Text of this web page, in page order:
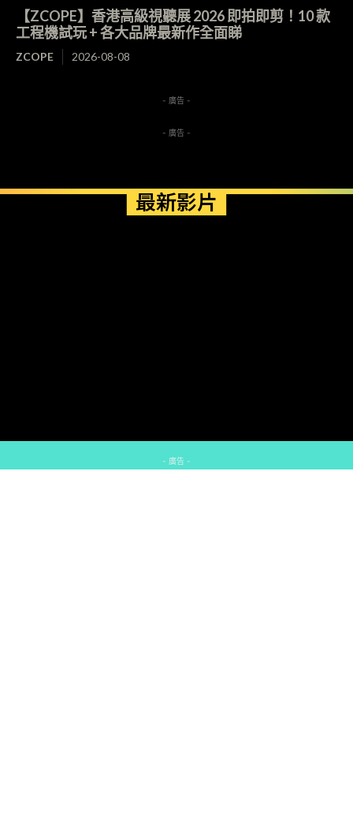
【ZCOPE】香港高級視聽展 2026 即拍即剪！10 款
工程機試玩 + 各大品牌最新作全面睇
ZCOPE 2026-08-08
- 廣告 -
- 廣告 -
最新影片
- 廣告 -